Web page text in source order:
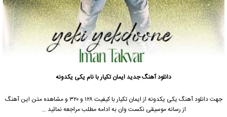
دانلود آهنگ جدیدایمان تکیاربا نام یکی یکدونه
جهت دانلود آهنگ یکی یکدونه از ایمان تکیار
با کیفیت ۱۲۸ و ۳۲۰ و مشاهده متن این آهنگ
از رسانه موسیقی نکست وان به ادامه مطلب مراجعه نمائید …